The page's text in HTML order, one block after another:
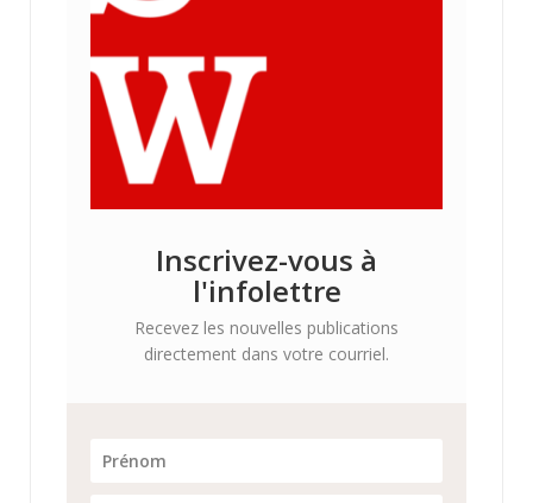
Inscrivez-vous à
l'infolettre
Recevez les nouvelles publications
directement dans votre courriel.